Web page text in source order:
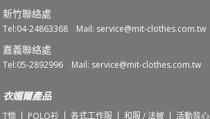
新竹聯絡處
Tel:04-24863368 Mail: service@mit-clothes.com.tw
嘉義聯絡處
Tel:05-2892996 Mail: service@mit-clothes.com.tw
衣媚爾產品
T恤 POLO衫 各式工作服 和服 / 法披 活動背心